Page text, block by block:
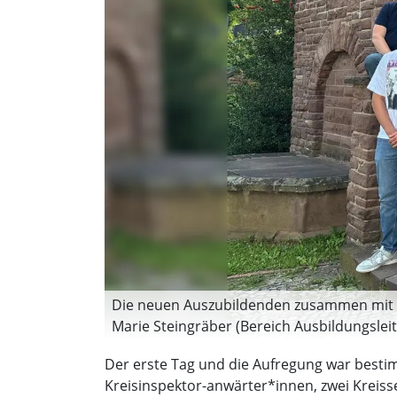
Die neuen Auszubildenden zusammen
Marie Steingräber (Bereich
Brümmer (2.R. 2.v.r.), Dion Gundlach
Drews/Landkreis Holzminden)
Der erste Tag und die Aufregung war
Kreisinspektor-anwärter*innen, zwei